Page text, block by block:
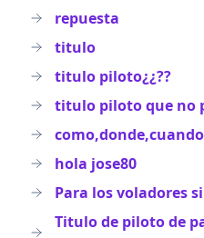
repuesta
titulo
titulo piloto¿¿??
titulo piloto que no
hola jose80
Para los voladores
Titulo de piloto de